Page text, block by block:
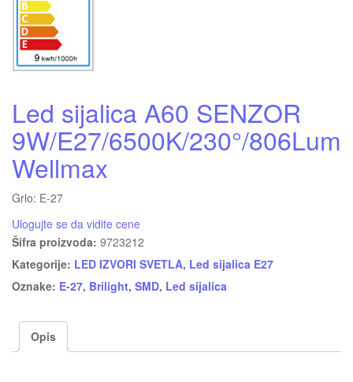
Led sijalica A60 SENZOR
9W/E27/6500K/230°/806Lum
Wellmax
Grlo: E-27
Ulogujte se da vidite cene
Šifra proizvoda: 9723212
Kategorije: LED IZVORI SVETLA, Led sijalica E27
Oznake: E-27, Brilight, SMD, Led sijalica
Opis